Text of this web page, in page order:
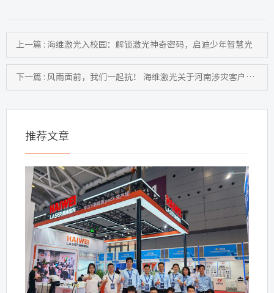
上一篇 : 海维激光入校园：解锁激光神奇密码，启迪少年智慧光
下一篇 : 风雨面前，我们一起抗！ 海维激光关于河南涉灾客户的郑重承诺
推荐文章